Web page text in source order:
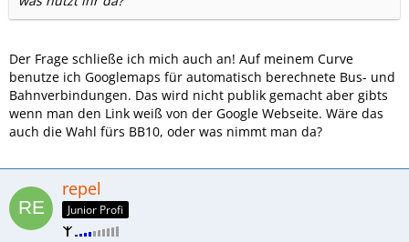
Der Frage schließe ich mich auch an! Auf meinem Curve
benutze ich Googlemaps für automatisch berechnete Bus- und
Bahnverbindungen. Das wird nicht publik gemacht aber gibts
wenn man den Link weiß von der Google Webseite. Wäre das
auch die Wahl fürs BB10, oder was nimmt man da?
repel
Junior Profi